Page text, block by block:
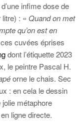
infime dose de
: « Quand on met
qu’on est en
cuvées éprises
dont l’étiquette 2023
le peintre Pascal H.
orne le chais. Sec
: en cela le dessin
jolie métaphore
ligne directe.